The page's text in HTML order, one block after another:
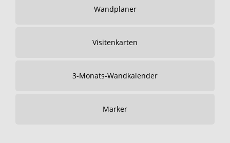
Wandplaner
Visitenkarten
3-Monats-Wandkalender
Marker